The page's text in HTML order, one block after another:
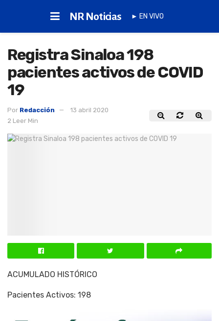
NR Noticias ► EN VIVO
Registra Sinaloa 198
pacientes activos de COVID
19
Por Redacción
13 abril 2020
2 Leer Min
ACUMULADO HISTÓRICO
Pacientes Activos: 198